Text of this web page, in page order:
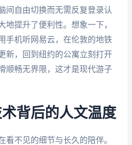
间自由切换而无需反复登录认
地提升了便利性。想象一下，
手机听网易云，在伦敦的地铁
新，回到纽约的公寓立刻打开
顺畅无界限，这才是现代游子
背后的人文温度
看不见的细节与长久的陪伴。